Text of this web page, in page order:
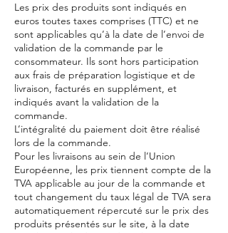
Les prix des produits sont indiqués en
euros toutes taxes comprises (TTC) et ne
sont applicables qu’à la date de l’envoi de
validation de la commande par le
consommateur. Ils sont hors participation
aux frais de préparation logistique et de
livraison, facturés en supplément, et
indiqués avant la validation de la
commande.
L’intégralité du paiement doit être réalisé
lors de la commande.
Pour les livraisons au sein de l’Union
Européenne, les prix tiennent compte de la
TVA applicable au jour de la commande et
tout changement du taux légal de TVA sera
automatiquement répercuté sur le prix des
produits présentés sur le site, à la date